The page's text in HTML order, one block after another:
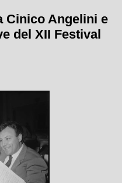
Cinico Angelini e
del XII Festival